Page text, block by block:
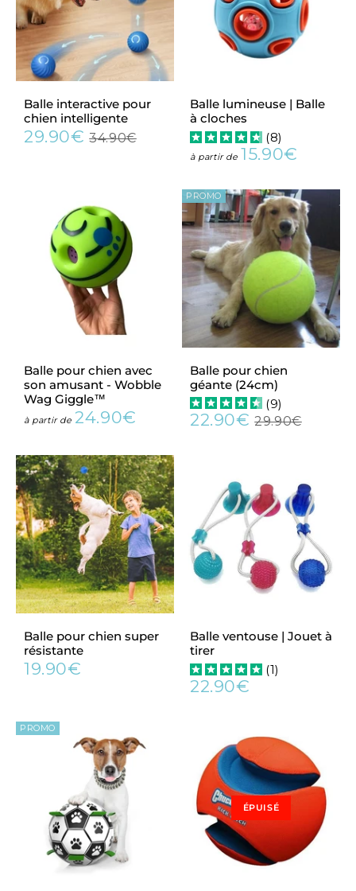
Balle interactive pour
chien intelligente
Prix
29.90€ 29.90€
Prix
34.90€34.90€
Balle lumineuse | Balle
à cloches
(8)
à partir de Prix
15.90€
Balle pour chien avec
son amusant - Wobble
Wag Giggle™
à partir de Prix
24.90€
PROMO
Balle pour chien
géante (24cm)
(9)
Prix
22.90€ 22.90€
Prix
29.90€29.90€
Balle pour chien super
résistante
Prix
19.90€
Balle ventouse | Jouet à
tirer
(1)
Prix
22.90€
PROMO
ÉPUISÉ